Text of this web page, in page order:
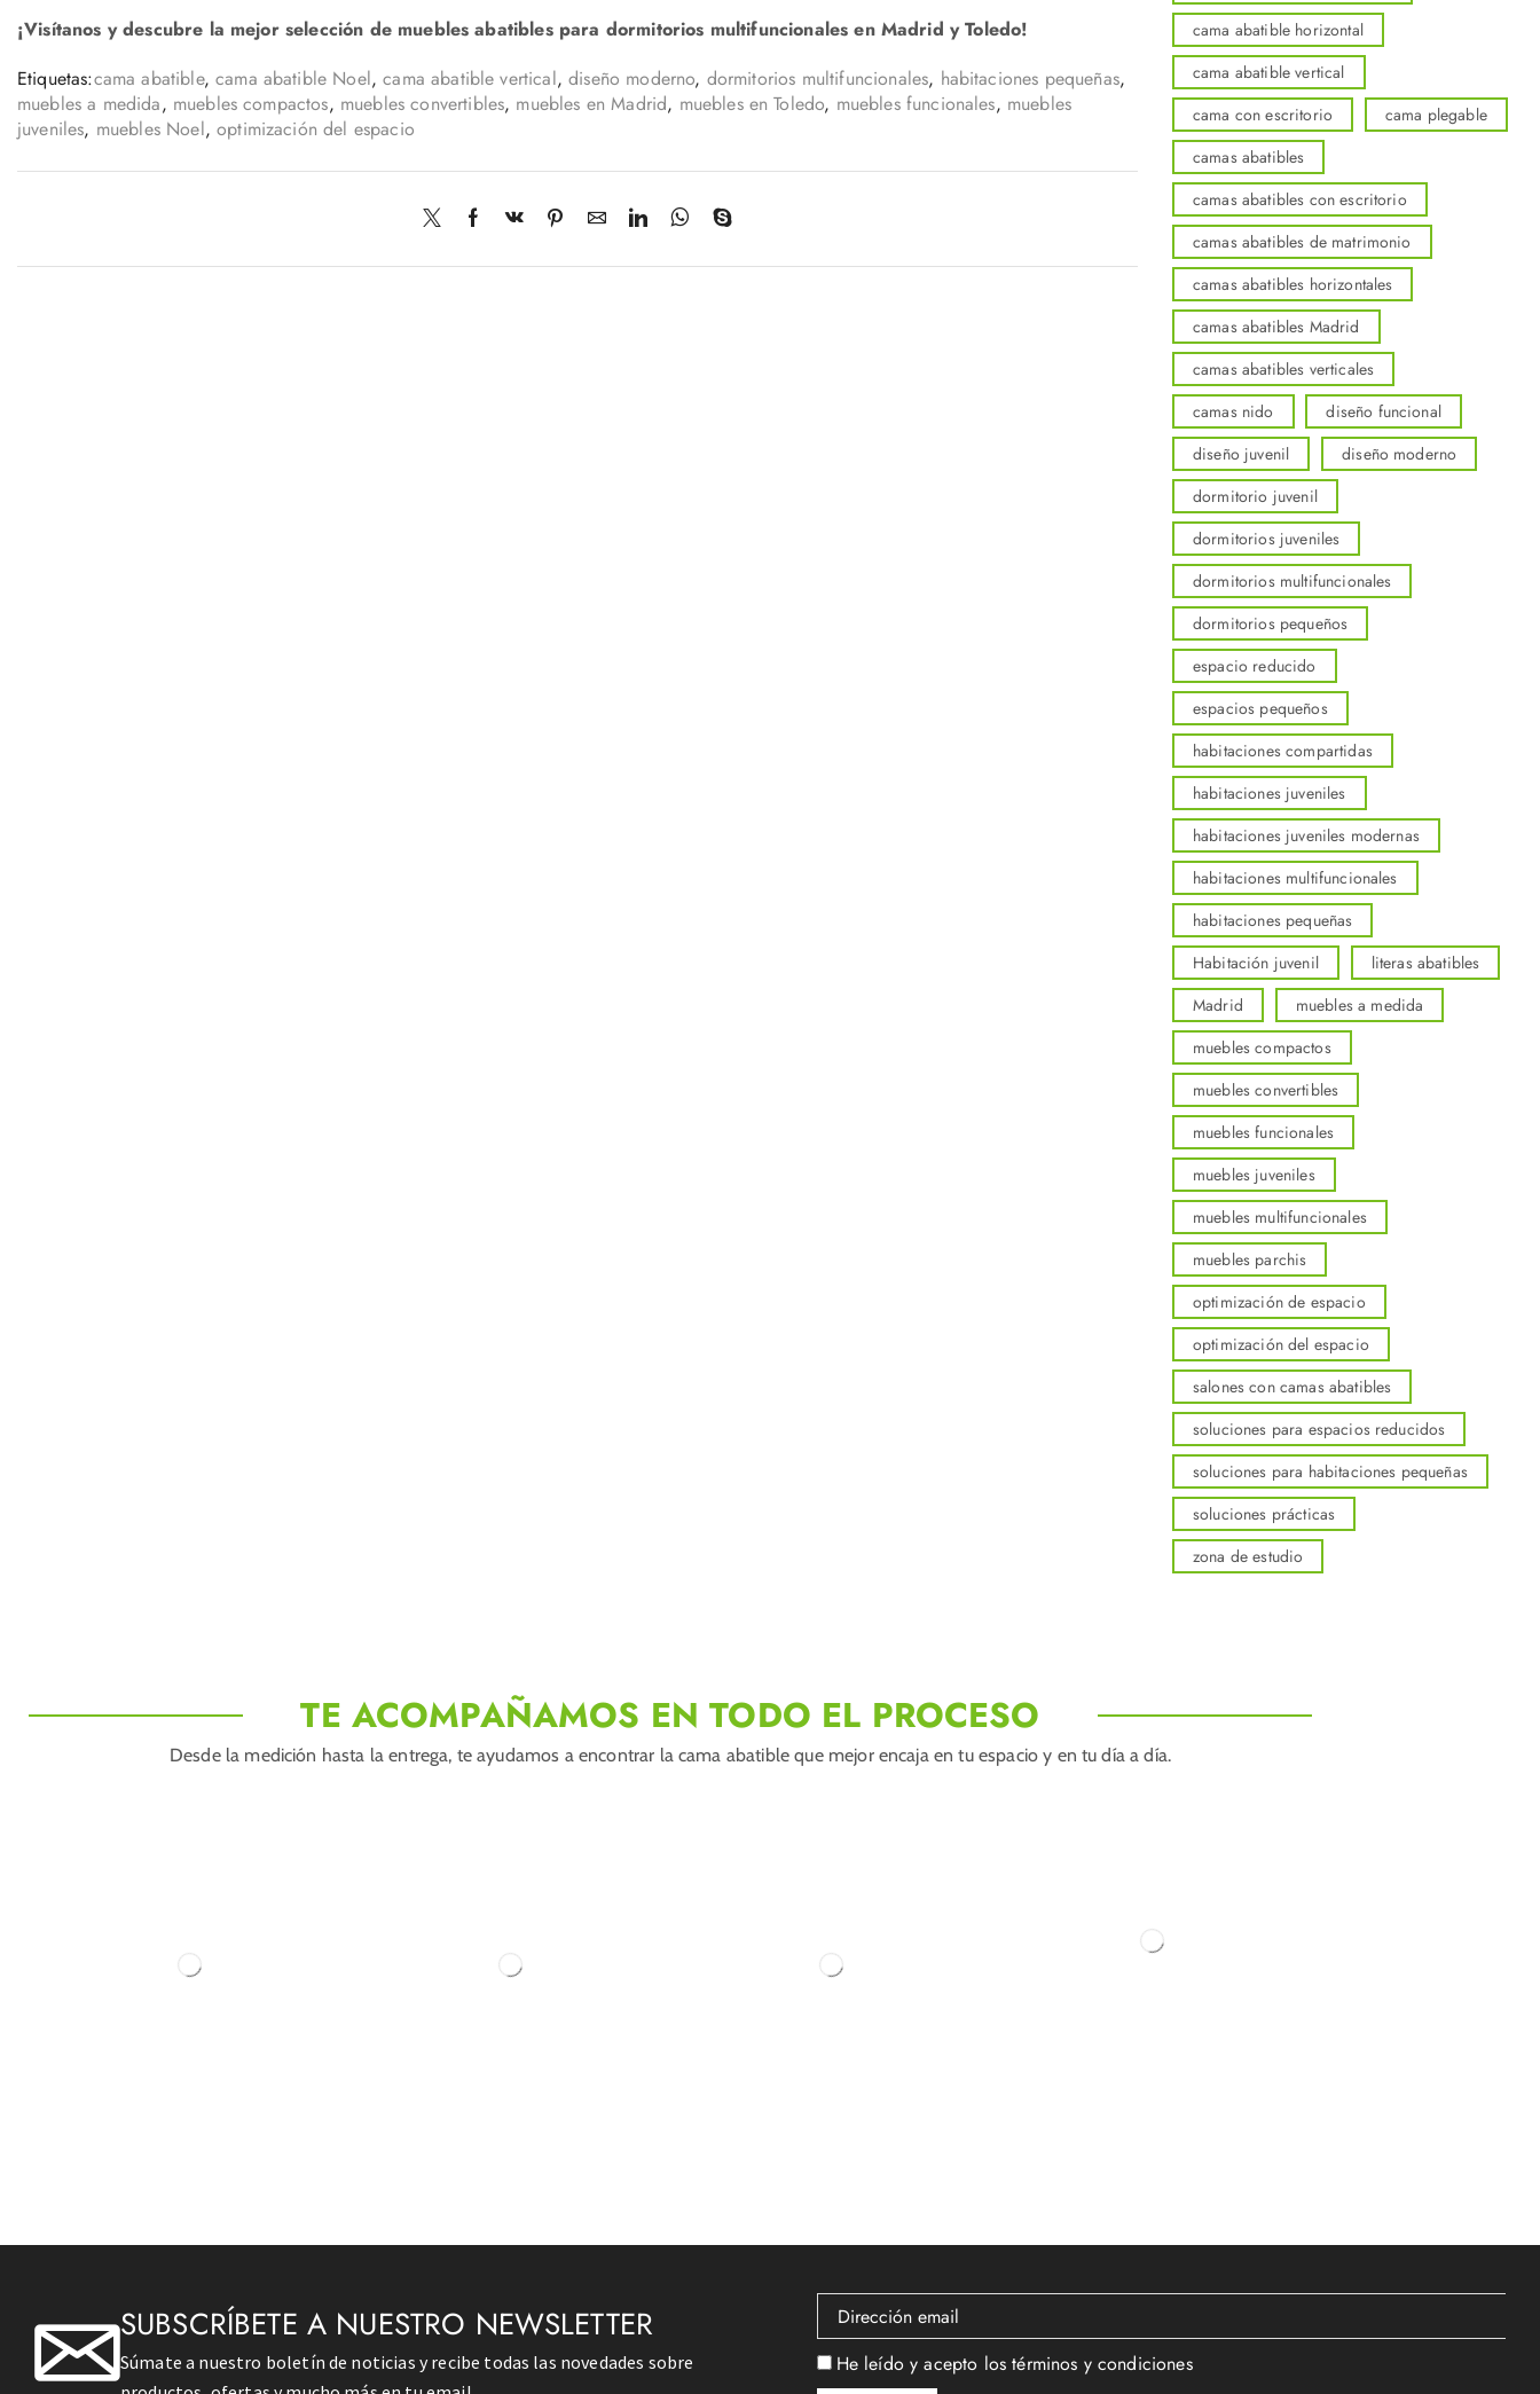
¡Visítanos y descubre la mejor selección de muebles abatibles para dormitorios multifuncionales en Madrid y Toledo!
Etiquetas:cama abatible,cama abatible Noel,cama abatible vertical,diseño moderno, dormitorios multifuncionales, habitaciones pequeñas,
muebles a medida, muebles compactos, muebles convertibles, muebles en Madrid, muebles en Toledo, muebles funcionales, muebles
juveniles, muebles Noel,optimización del espacio
cama abatible horizontal
cama abatible vertical
cama con escritorio
cama plegable
camas abatibles
camas abatibles con escritorio
camas abatibles de matrimonio
camas abatibles horizontales
camas abatibles Madrid
camas abatibles verticales
camas nido
diseño funcional
diseño juvenil
diseño moderno
dormitorio juvenil
dormitorios juveniles
dormitorios multifuncionales
dormitorios pequeños
espacio reducido
espacios pequeños
habitaciones compartidas
habitaciones juveniles
habitaciones juveniles modernas
habitaciones multifuncionales
habitaciones pequeñas
Habitación juvenil
literas abatibles
Madrid
muebles a medida
muebles compactos
muebles convertibles
muebles funcionales
muebles juveniles
muebles multifuncionales
muebles parchis
optimización de espacio
optimización del espacio
salones con camas abatibles
soluciones para espacios reducidos
soluciones para habitaciones pequeñas
soluciones prácticas
zona de estudio
TE ACOMPAÑAMOS EN TODO EL PROCESO
Desde la medición hasta la entrega, te ayudamos a encontrar la cama abatible que mejor encaja en tu espacio y en tu día a día.
SUBSCRÍBETE A NUESTRO NEWSLETTER
Súmate a nuestro boletín de noticias y recibe todas las novedades sobre
He leído y acepto los términos y condiciones